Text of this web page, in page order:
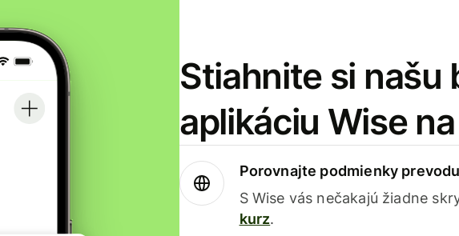
Stiahnite si našu
aplikáciu Wise
Porovnajte podmienky
S Wise vás nečakajú žiadne
kurz.